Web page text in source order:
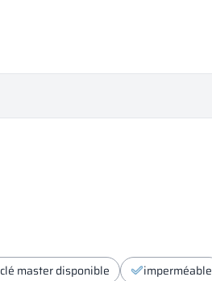
clé master disponible imperméable